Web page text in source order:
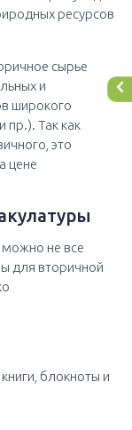
ресурсов
сырье
и
широкого
пр.). Так как
это
цене
можно не все
для вторичной
блокноты и